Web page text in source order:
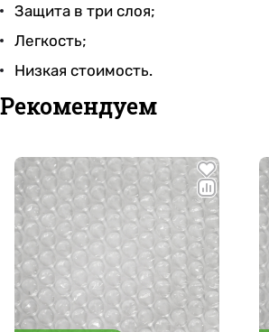
Защита в три слоя;
Легкость;
Низкая стоимость.
Рекомендуем